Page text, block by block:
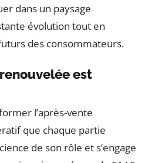
dans un paysage
évolution tout en
des consommateurs.
est
l’après-vente
que chaque partie
de son rôle et s’engage